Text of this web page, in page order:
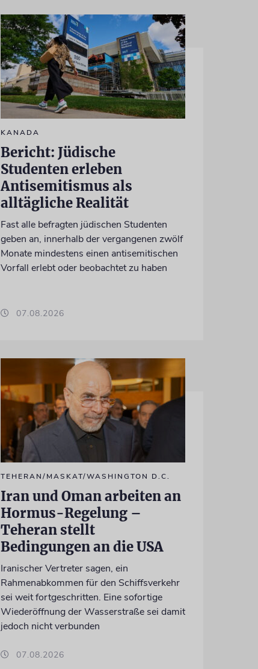
KANADA
Bericht: Jüdische
Studenten erleben
Antisemitismus als
alltägliche Realität
Fast alle befragten jüdischen Studenten
geben an, innerhalb der vergangenen zwölf
Monate mindestens einen antisemitischen
Vorfall erlebt oder beobachtet zu haben
07.08.2026
TEHERAN/MASKAT/WASHINGTON D.C.
Iran und Oman arbeiten an
Hormus-Regelung –
Teheran stellt
Bedingungen an die USA
Iranischer Vertreter sagen, ein
Rahmenabkommen für den Schiffsverkehr
sei weit fortgeschritten. Eine sofortige
Wiederöffnung der Wasserstraße sei damit
jedoch nicht verbunden
07.08.2026